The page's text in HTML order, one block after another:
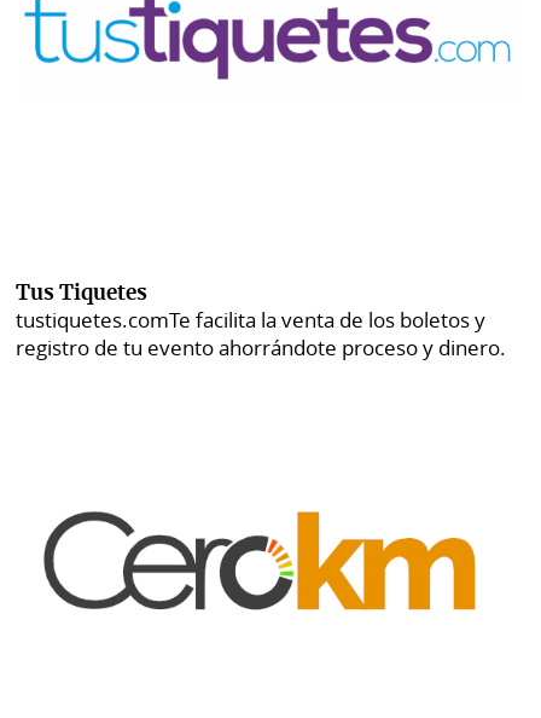
Tus Tiquetes
tustiquetes.comTe facilita la venta de los boletos y
registro de tu evento ahorrándote proceso y dinero.